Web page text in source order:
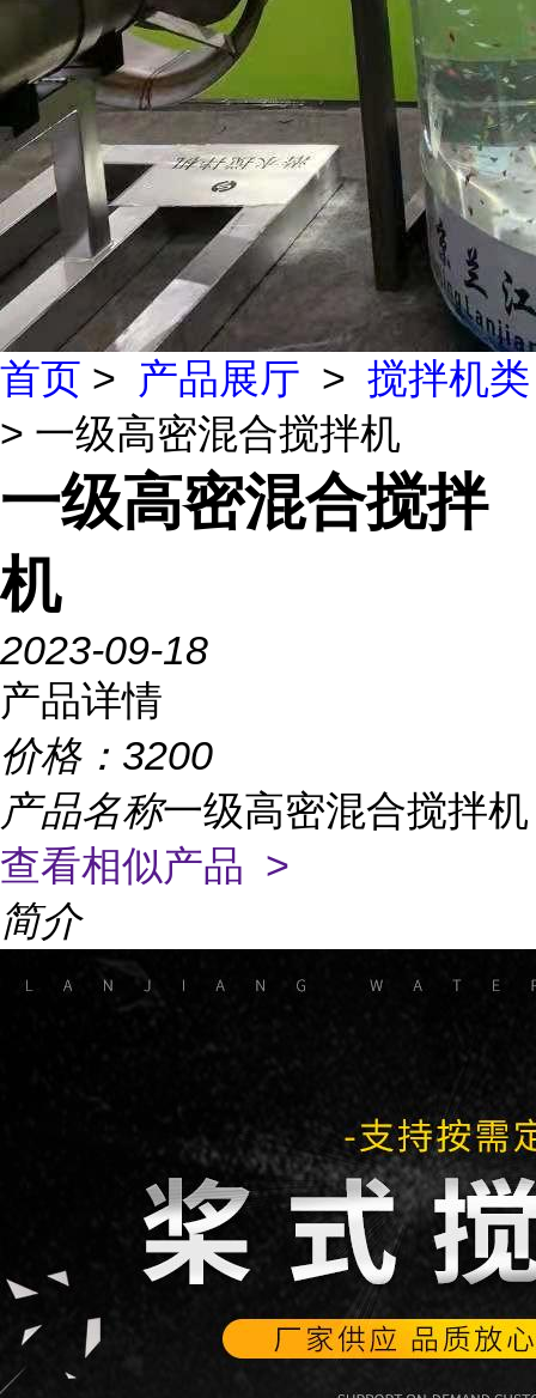
首页 > 产品展厅 > 搅拌机类
> 一级高密混合搅拌机
一级高密混合搅拌
机
2023-09-18
产品详情
价格： 3200
产品名称一级高密混合搅拌机
查看相似产品 >
简介